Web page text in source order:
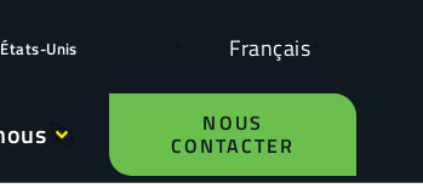
États-Unis Français
NOUS
CONTACTER